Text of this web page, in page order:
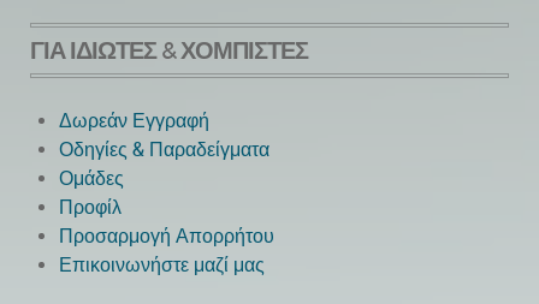
ΓΙΑ ΙΔΙΏΤΕΣ & ΧΟΜΠΊΣΤΕΣ
Δωρεάν Εγγραφή
Οδηγίες & Παραδείγματα
Ομάδες
Προφίλ
Προσαρμογή Απορρήτου
Επικοινωνήστε μαζί μας